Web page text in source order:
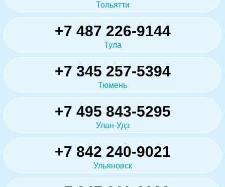
Тольятти
+7 487 226-9144
Тула
+7 345 257-5394
Тюмень
+7 495 843-5295
Улан-Удэ
+7 842 240-9021
Ульяновск